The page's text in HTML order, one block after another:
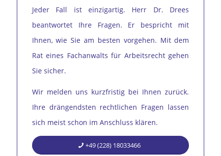
Jeder Fall ist einzigartig. Herr Dr. Drees
beantwortet Ihre Fragen. Er bespricht mit
Ihnen, wie Sie am besten vorgehen. Mit dem
Rat eines Fachanwalts für Arbeitsrecht gehen
Sie sicher.
Wir melden uns kurzfristig bei Ihnen zurück.
Ihre drängendsten rechtlichen Fragen lassen
sich meist schon im Anschluss klären.
+49 (228) 18033466